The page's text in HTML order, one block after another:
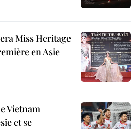
Miss Heritage
en Asie
Vietnam
et se